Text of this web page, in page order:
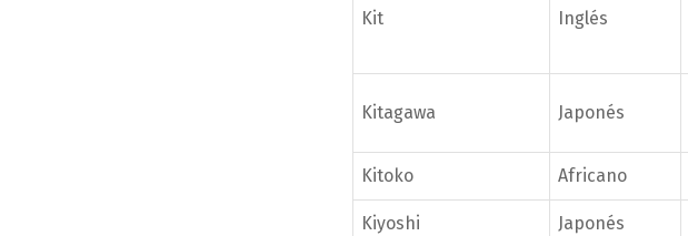
Kit Inglés
Kitagawa Japonés
Kitoko Africano
Kiyoshi Japonés